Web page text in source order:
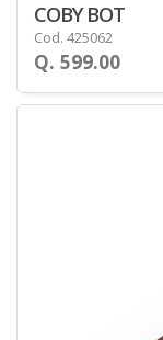
COBY BOT
Cod. 425062
Q. 599.00